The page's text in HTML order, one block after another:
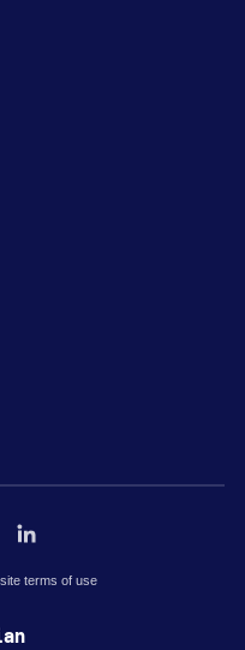
terms of use
tiesības aizsargātas.